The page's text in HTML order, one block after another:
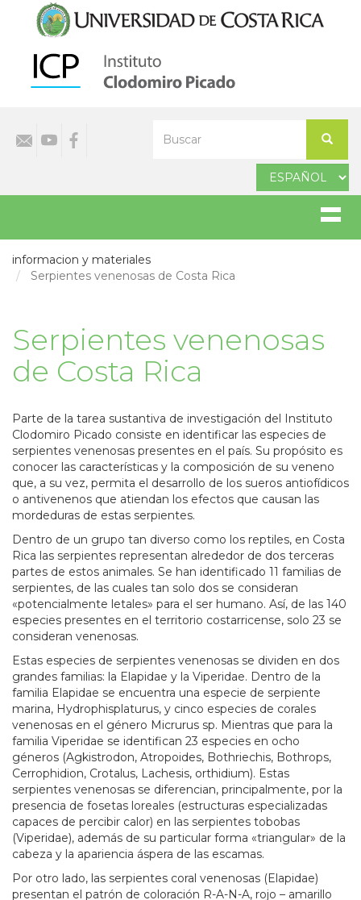
contenido
principal
Buscar
your
informacion y materiales
Serpientes venenosas de Costa Rica
Serpientes venenosas
de Costa Rica
Parte de la tarea sustantiva de investigación del Instituto
Clodomiro Picado consiste en identificar las especies de
serpientes venenosas presentes en el país. Su propósito es
conocer las características y la composición de su veneno
que, a su vez, permita el desarrollo de los sueros antiofídicos
o antivenenos que atiendan los efectos que causan las
mordeduras de estas serpientes.
Dentro de un grupo tan diverso como los reptiles, en Costa
Rica las serpientes representan alrededor de dos terceras
partes de estos animales. Se han identificado 11 familias de
serpientes, de las cuales tan solo dos se consideran
«potencialmente letales» para el ser humano. Así, de las 140
especies presentes en el territorio costarricense, solo 23 se
consideran venenosas.
Estas especies de serpientes venenosas se dividen en dos
grandes familias: la Elapidae y la Viperidae. Dentro de la
familia Elapidae se encuentra una especie de serpiente
marina, Hydrophisplaturus, y cinco especies de corales
venenosas en el género Micrurus sp. Mientras que para la
familia Viperidae se identifican 23 especies en ocho
géneros (Agkistrodon, Atropoides, Bothriechis, Bothrops,
Cerrophidion, Crotalus, Lachesis, orthidium). Estas
serpientes venenosas se diferencian, principalmente, por la
presencia de fosetas loreales (estructuras especializadas
capaces de percibir calor) en las serpientes tobobas
(Viperidae), además de su particular forma «triangular» de la
cabeza y la apariencia áspera de las escamas.
Por otro lado, las serpientes coral venenosas (Elapidae)
presentan el patrón de coloración R-A-N-A, rojo – amarillo